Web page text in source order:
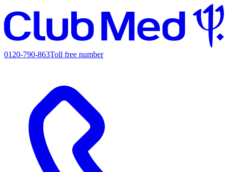
0120-790-863Toll free number